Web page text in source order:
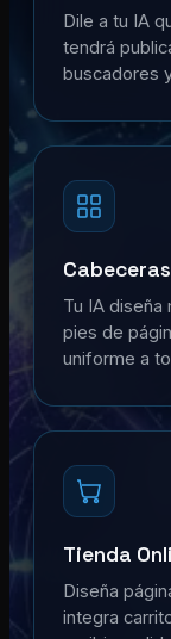
Dile a tu IA
tendrá
buscadores
Tu IA
pies de
uniforme a
Tienda
Diseña
integra